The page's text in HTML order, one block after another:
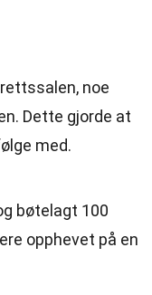
noe
Dette gjorde at
med.
bøtelagt 100
opphevet på en